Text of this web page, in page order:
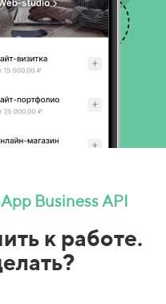
Business API
к работе.